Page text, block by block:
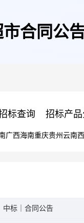
合同公
标查询 招标产
广西海南重庆贵州 云南
中标｜合同公告